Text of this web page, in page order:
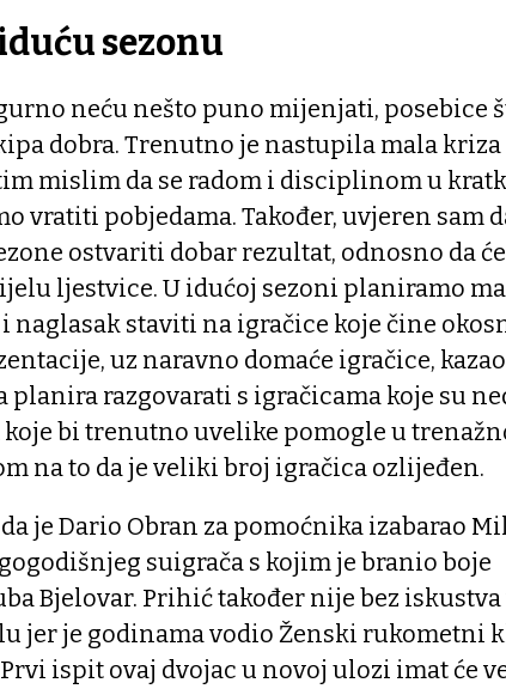
sezonu
neću nešto puno mijenjati, posebice
dobra. Trenutno je nastupila mala kriza
mislim da se radom i disciplinom u
vratiti pobjedama. Također, uvjeren sam
ostvariti dobar rezultat, odnosno da
ljestvice. U idućoj sezoni planiramo
naglasak staviti na igračice koje čine
uz naravno domaće igračice,
planira razgovarati s igračicama koje su
koje bi trenutno uvelike pomogle u
na to da je veliki broj igračica ozlijeđen.
je Dario Obran za pomoćnika izabarao
suigrača s kojim je branio boje
Bjelovar. Prihić također nije bez iskustva
jer je godinama vodio Ženski rukometni
ispit ovaj dvojac u novoj ulozi imat će